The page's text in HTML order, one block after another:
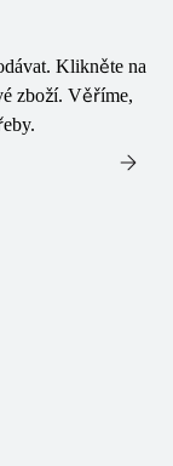
Klikněte na
zboží. Věříme,